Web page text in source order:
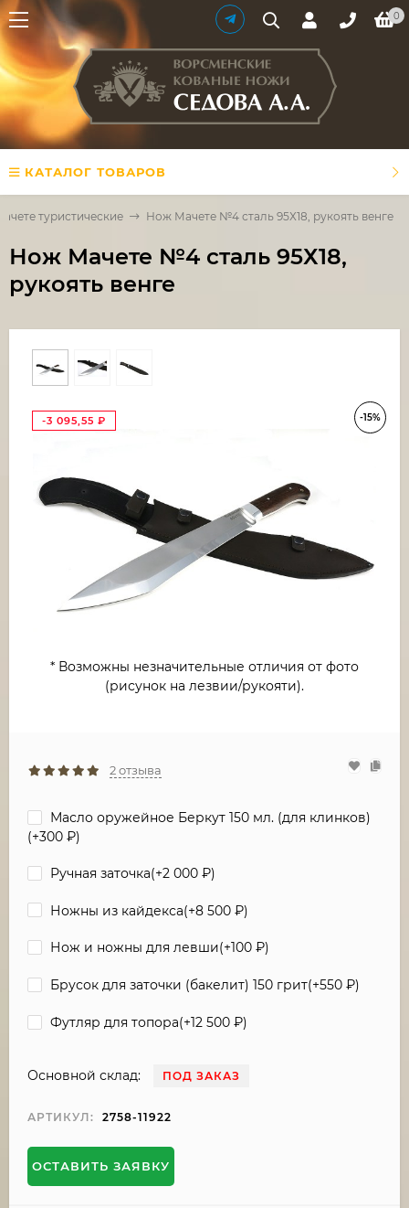
0
КАТАЛОГ ТОВАРОВ
туристические Нож Мачете №4 сталь 95Х18, рукоять венге
Нож Мачете №4 сталь 95Х18,
рукоять венге
-15%
-3 095,55 ₽
* Возможны незначительные отличия от фото
(рисунок на лезвии/рукояти).
2 отзыва
Масло оружейное Беркут 150 мл. (для клинков)
(+300 ₽)
Ручная заточка(+2 000 ₽)
Ножны из кайдекса(+8 500 ₽)
Нож и ножны для левши(+100 ₽)
Брусок для заточки (бакелит) 150 грит(+550 ₽)
Футляр для топора(+12 500 ₽)
Основной склад: ПОД ЗАКАЗ
АРТИКУЛ: 2758-11922
ОСТАВИТЬ ЗАЯВКУ